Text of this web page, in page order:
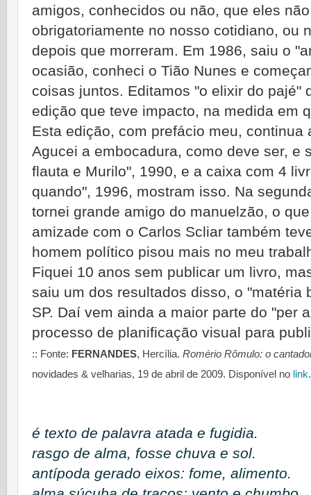
amigos, conhecidos ou não, que eles
obrigatoriamente no nosso cotidiano, ou
depois que morreram. Em 1986, saiu o
ocasião, conheci o Tião Nunes e
coisas juntos. Editamos "o elixir do pajé"
edição que teve impacto, na medida em
Esta edição, com prefácio meu, continua
Agucei a embocadura, como deve ser, e
flauta e Murilo", 1990, e a caixa com 4
quando", 1996, mostram isso. Na
tornei grande amigo do manuelzão, o
amizade com o Carlos Scliar também
homem político pisou mais no meu
Fiquei 10 anos sem publicar um livro,
saiu um dos resultados disso, o "matéria
SP. Daí vem ainda a maior parte do "per
processo de planificação visual para
:: Fonte: FERNANDES, Hercília. Romério Rômulo: o
novidades & velharias, 19 de abril de 2009. Disponível no link
é texto de palavra atada e fugidia.
rasgo de alma, fosse chuva e sol.
antípoda gerado eixos: fome, alimento.